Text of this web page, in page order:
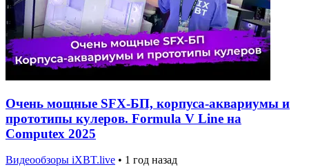
Очень мощные SFX-БП, корпуса-аквариумы и
прототипы кулеров. Formula V Line на
Computex 2025
Видеообзоры iXBT.live • 1 год назад